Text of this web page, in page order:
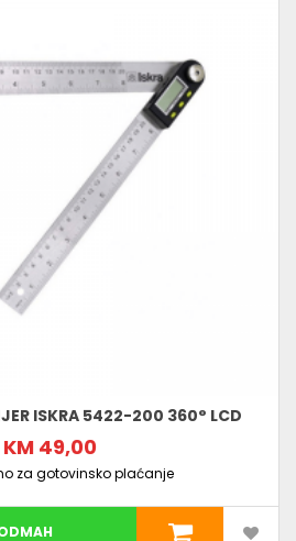
ISKRA 5422-200 360° LCD
KM 49,00
za gotovinsko plaćanje